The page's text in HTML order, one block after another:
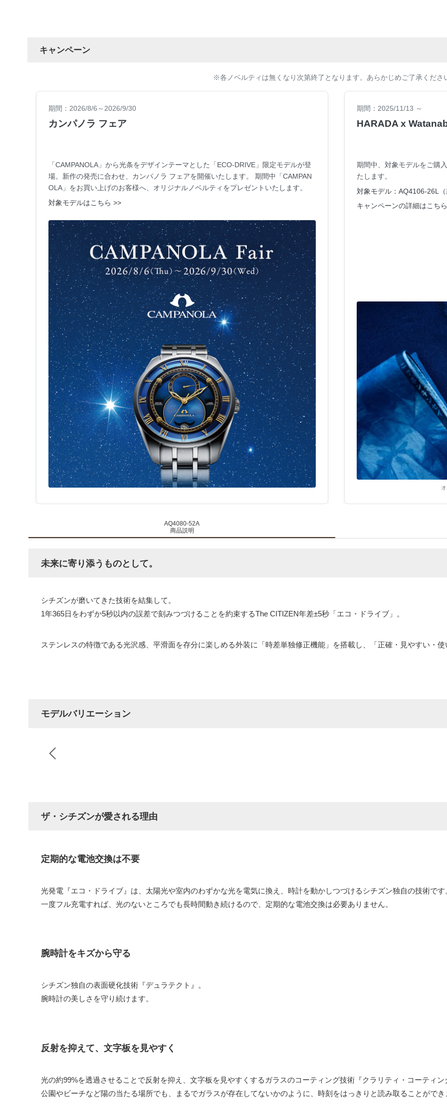
キャンペーン
※各ノベルティは無くなり次第終了となります。あらかじめご了承くださ
期間：2026/8/6～2026/9/30
カンパノラ フェア
「CAMPANOLA」から光条をデザインテーマとした「ECO-DRIVE」限定モデルが登
場。新作の発売に合わせ、カンパノラ フェアを開催いたします。 期間中「CAMPAN
OLA」をお買い上げのお客様へ、オリジナルノベルティをプレゼントいたします。
対象モデルはこちら >>
期間：2025/11/13 ～
HARADA x
期間中、対象モデルをご購
たします。
対象モデル：AQ4106-26L
キャンペーンの詳細はこち
AQ4080-52A
商品説明
未来に寄り添うものとして。
シチズンが磨いてきた技術を結集して。
1年365日をわずか5秒以内の誤差で刻みつづけることを約束するThe CITIZEN年差±5秒「エコ・ドライブ」。
ステンレスの特徴である光沢感、平滑面を存分に楽しめる外装に「時差単独修正機能」を搭載し、「正確・見やすい・
モデルバリエーション
ザ・シチズンが愛される理由
定期的な電池交換は不要
光発電『エコ・ドライブ』は、太陽光や室内のわずかな光を電気に換え、時計を動かしつづけるシチズン独自の技術です
一度フル充電すれば、光のないところでも長時間動き続けるので、定期的な電池交換は必要ありません。
腕時計をキズから守る
シチズン独自の表面硬化技術『デュラテクト』。
腕時計の美しさを守り続けます。
反射を抑えて、文字板を見やすく
光の約99%を透過させることで反射を抑え、文字板を見やすくするガラスのコーティング技術『クラリティ・コーティン
公園やビーチなど陽の当たる場所でも、まるでガラスが存在してないかのように、時刻をはっきりと読み取ることができ